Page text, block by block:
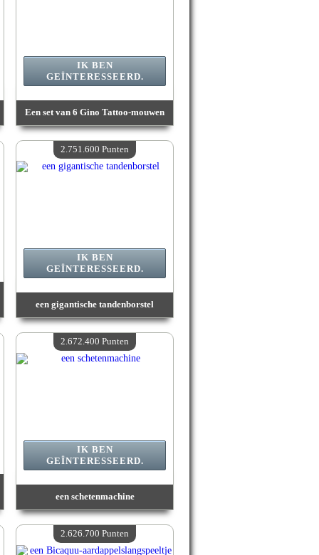
Een set van 6 Gino Tattoo-mouwen
Waarde :2 834 500 Gekke punten
Beschikbare hoeveelheid :4
IK BEN
GEÏNTERESSEERD.
een gigantische tandenborstel
Waarde :2 751 600 Gekke punten
Beschikbare hoeveelheid :4
IK BEN
GEÏNTERESSEERD.
2.751.600 Punten
een schetenmachine
Waarde :2 672 400 Gekke punten
Beschikbare hoeveelheid :4
IK BEN
GEÏNTERESSEERD.
2.672.400 Punten
2.626.700 Punten